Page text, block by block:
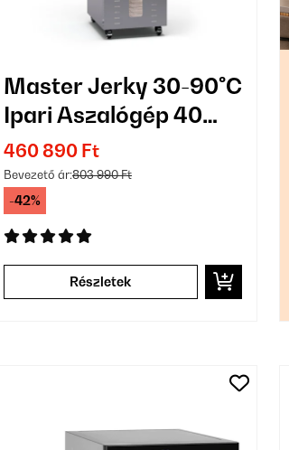
Master Jerky 30-90°C
Ipari Aszalógép 40
Tálcás Ezüst
460 890 Ft
Bevezető ár:803 990 Ft
-42%
Részletek